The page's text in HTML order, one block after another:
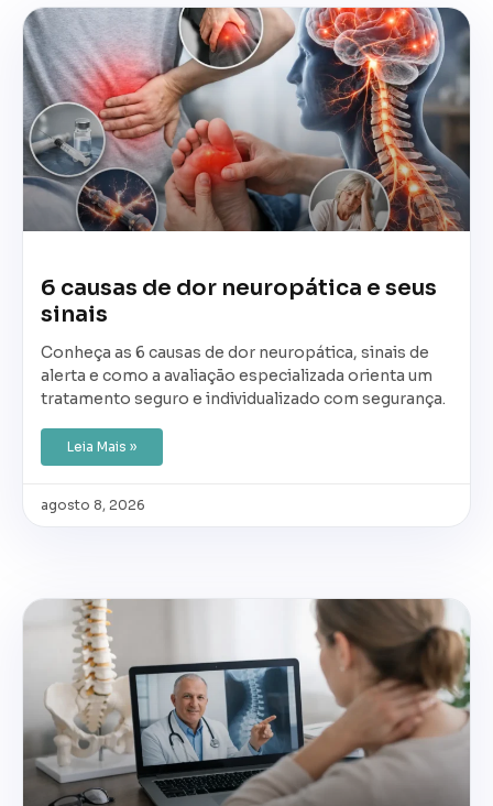
6 causas de dor neuropática e seus
sinais
Conheça as 6 causas de dor neuropática, sinais de
alerta e como a avaliação especializada orienta um
tratamento seguro e individualizado com segurança.
Leia Mais »
agosto 8, 2026